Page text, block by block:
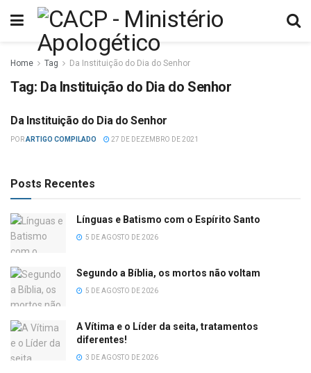
Home Tag Da Instituição do Dia do Senhor
Tag: Da Instituição do Dia do Senhor
ADVENTISMO
Da Instituição do Dia do Senhor
PORARTIGO COMPILADO 27 DE DEZEMBRO DE 2021
Posts Recentes
Línguas e Batismo com o Espírito Santo
5 DE AGOSTO DE 2026
Segundo a Bíblia, os mortos não voltam
5 DE AGOSTO DE 2026
A Vítima e o Líder da seita, tratamentos
diferentes!
3 DE AGOSTO DE 2026